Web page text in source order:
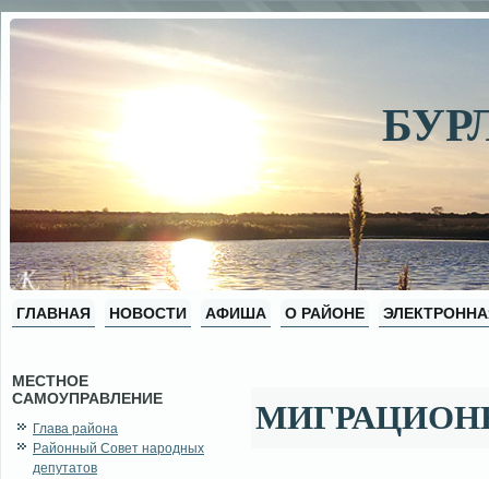
ГЛАВНАЯ НОВОСТИ АФИША О РАЙОНЕ
МЕСТНОЕ
САМОУПРАВЛЕНИЕ
Глава района
Районный Совет народных
депутатов